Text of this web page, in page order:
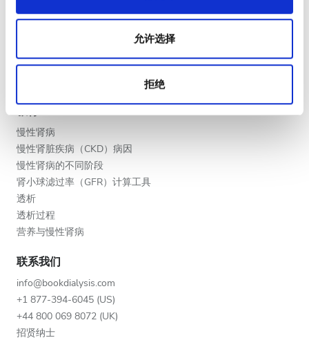
允许选择
拒绝
下午
深夜
评分
好
非常好
优秀
医疗服务提供者
提供者的福利
教育
慢性肾病
慢性肾脏疾病（CKD）病因
慢性肾病的不同阶段
肾小球滤过率（GFR）计算工具
透析
透析过程
营养与慢性肾病
联系我们
info@bookdialysis.com
+1 877-394-6045 (US)
+44 800 069 8072 (UK)
招贤纳士